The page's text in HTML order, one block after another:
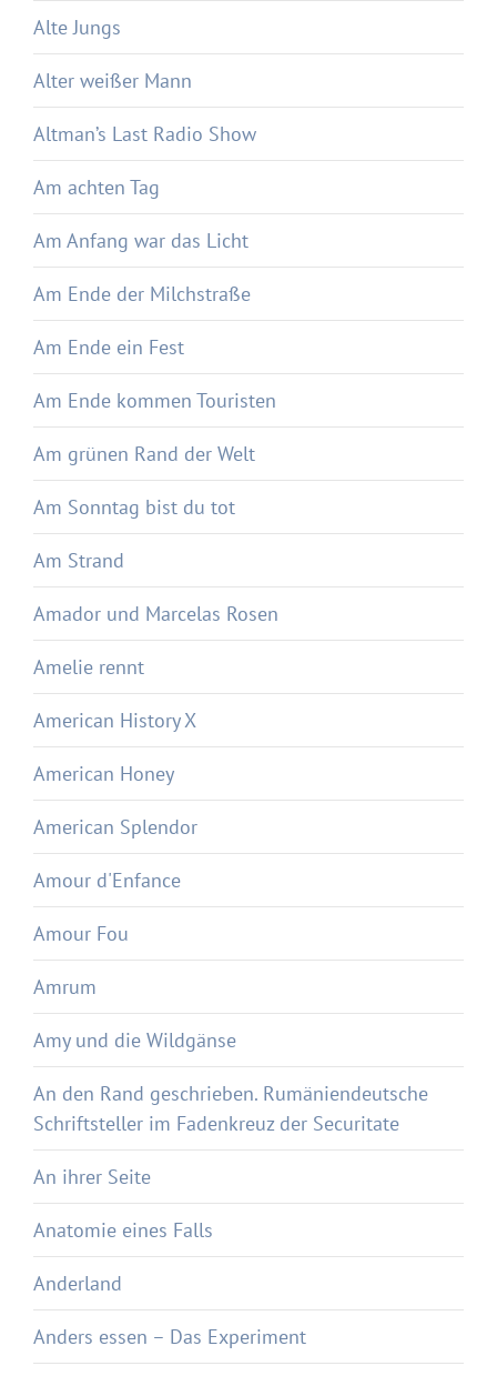
Alte Jungs
Alter weißer Mann
Altman’s Last Radio Show
Am achten Tag
Am Anfang war das Licht
Am Ende der Milchstraße
Am Ende ein Fest
Am Ende kommen Touristen
Am grünen Rand der Welt
Am Sonntag bist du tot
Am Strand
Amador und Marcelas Rosen
Amelie rennt
American History X
American Honey
American Splendor
Amour d'Enfance
Amour Fou
Amrum
Amy und die Wildgänse
An den Rand geschrieben. Rumäniendeutsche
Schriftsteller im Fadenkreuz der Securitate
An ihrer Seite
Anatomie eines Falls
Anderland
Anders essen – Das Experiment